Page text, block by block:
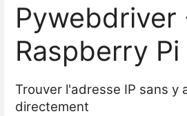
Pywebdriver
Raspberry Pi
Trouver l'adresse IP sans y
directement